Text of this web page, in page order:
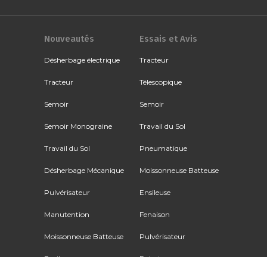
Nouveautés
Désherbage électrique
Tracteur
Semoir
Semoir Monograine
Travail du Sol
Désherbage Mécanique
Pulvérisateur
Manutention
Moissonneuse Batteuse
Essais et Avis
Tracteur
Télescopique
Semoir
Travail du Sol
Pneumatique
Moissonneuse Batteuse
Ensileuse
Fenaison
Pulvérisateur